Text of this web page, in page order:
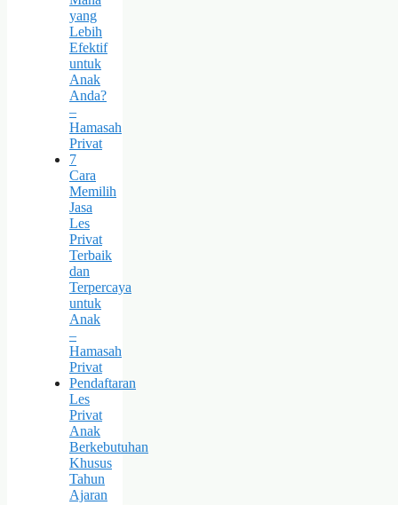
yang
Lebih
Efektif
untuk
Anak
Anda?
–
Hamasah
Privat
7
Cara
Memilih
Jasa
Les
Privat
Terbaik
dan
Terpercaya
untuk
Anak
–
Hamasah
Privat
Pendaftaran
Les
Privat
Anak
Berkebutuhan
Khusus
Tahun
Ajaran